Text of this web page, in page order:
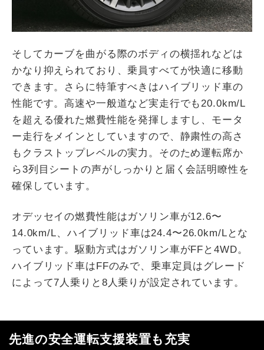
そしてカーブを曲がる際のボディの横揺れなどは
かなり抑えられており、乗員すべてが快適に移動
できます。さらに特筆すべきはハイブリッド車の
性能です。高速や一般道など実走行でも20.0km/L
を超える優れた燃費性能を発揮しますし、モータ
ー走行をメインとしていますので、静粛性の高さ
もクラストップレベルの実力。そのため運転席か
ら3列目シートの声がしっかりと届く会話明瞭性を
確保しています。
オデッセイの燃費性能はガソリン車が12.6〜
14.0km/L、ハイブリッド車は24.4〜26.0km/Lとな
っています。駆動方式はガソリン車がFFと4WD。
ハイブリッド車はFFのみで、乗車定員はグレード
によって7人乗りと8人乗りが設定されています。
先進の安全運転支援装置も充実